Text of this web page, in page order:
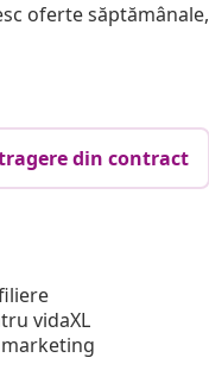
oferte săptămânale,
din contract
vidaXL